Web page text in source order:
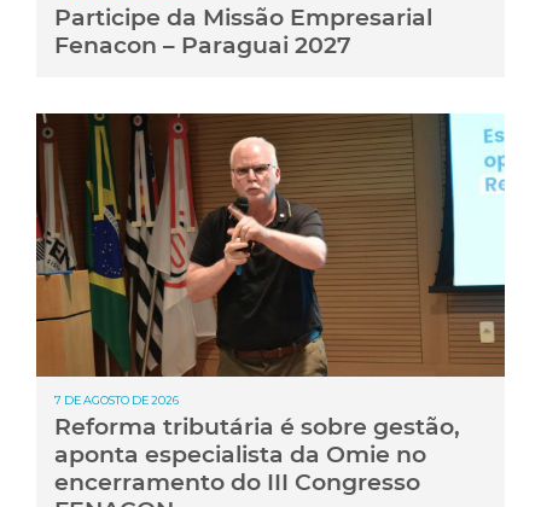
Participe da Missão Empresarial
Fenacon – Paraguai 2027
7 DE AGOSTO DE 2026
Reforma tributária é sobre gestão,
aponta especialista da Omie no
encerramento do III Congresso